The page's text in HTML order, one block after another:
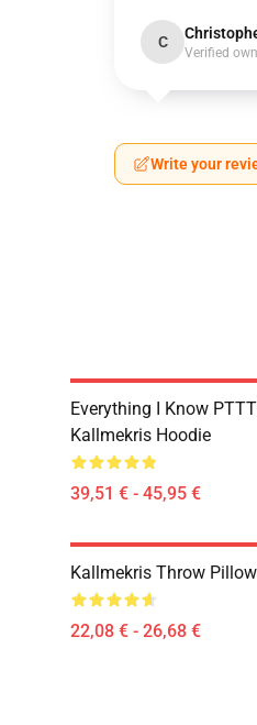
C
Verified
Write your
Everything I Know
Kallmekris Hoodie
39,51 € - 45,95 €
Kallmekris Throw
22,08 € - 26,68 €